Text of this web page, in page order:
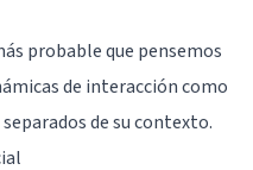
probable que pensemos
de interacción como
de su contexto.